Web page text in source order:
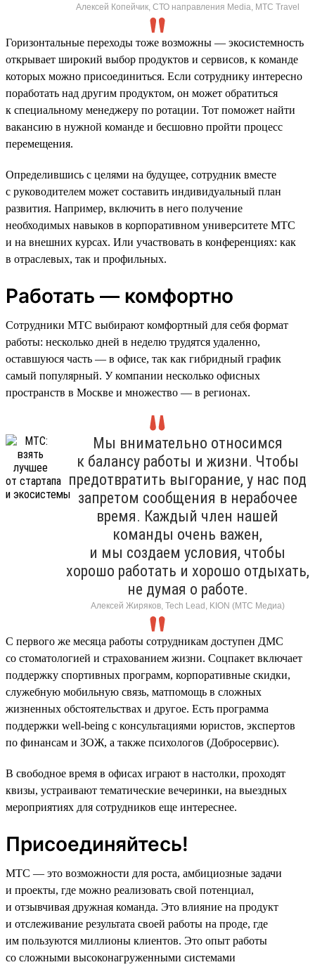
Алексей Копейчик, СТО направления Media, МТС Travel
Горизонтальные переходы тоже возможны — экосистемность
открывает широкий выбор продуктов и сервисов, к команде
которых можно присоединиться. Если сотруднику интересно
поработать над другим продуктом, он может обратиться
к специальному менеджеру по ротации. Тот поможет найти
вакансию в нужной команде и бесшовно пройти процесс
перемещения.
Определившись с целями на будущее, сотрудник вместе
с руководителем может составить индивидуальный план
развития. Например, включить в него получение
необходимых навыков в корпоративном университете МТС
и на внешних курсах. Или участвовать в конференциях: как
в отраслевых, так и профильных.
Работать — комфортно
Сотрудники МТС выбирают комфортный для себя формат
работы: несколько дней в неделю трудятся удаленно,
оставшуюся часть — в офисе, так как гибридный график
самый популярный. У компании несколько офисных
пространств в Москве и множество — в регионах.
Мы внимательно относимся
к балансу работы и жизни. Чтобы
предотвратить выгорание, у нас под
запретом сообщения в нерабочее
время. Каждый член нашей
команды очень важен,
и мы создаем условия, чтобы
хорошо работать и хорошо отдыхать,
не думая о работе.
Алексей Жиряков, Tech Lead, KION (МТС Медиа)
С первого же месяца работы сотрудникам доступен ДМС
со стоматологией и страхованием жизни. Соцпакет включает
поддержку спортивных программ, корпоративные скидки,
служебную мобильную связь, матпомощь в сложных
жизненных обстоятельствах и другое. Есть программа
поддержки well-being с консультациями юристов, экспертов
по финансам и ЗОЖ, а также психологов (Добросервис).
В свободное время в офисах играют в настолки, проходят
квизы, устраивают тематические вечеринки, на выездных
мероприятиях для сотрудников еще интереснее.
Присоединяйтесь!
МТС — это возможности для роста, амбициозные задачи
и проекты, где можно реализовать свой потенциал,
и отзывчивая дружная команда. Это влияние на продукт
и отслеживание результата своей работы на проде, где
им пользуются миллионы клиентов. Это опыт работы
со сложными высоконагруженными системами